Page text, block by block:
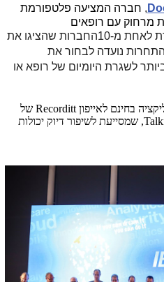
, חברה המציעה פלטפורמת
מרחוק עם רופאים
נבחרה ע"י ועדה מיוחדת לאחת מ-10החברות שהציגו את
נועדה לבחור את
לשגרת היומיום של רופא או
: הושקה אפליקציה בחינם לאייפון Recorditt של
הסטארטאפ Voiceitt כתוספת ל-Talkitt, שמסייעת לשיפור דיוק יכולות